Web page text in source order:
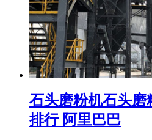
石头磨粉机石头磨
排行 阿里巴巴